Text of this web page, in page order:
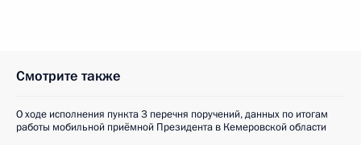
Смотрите также
О ходе исполнения пункта 3 перечня поручений, данных по итогам
работы мобильной приёмной Президента в Кемеровской области